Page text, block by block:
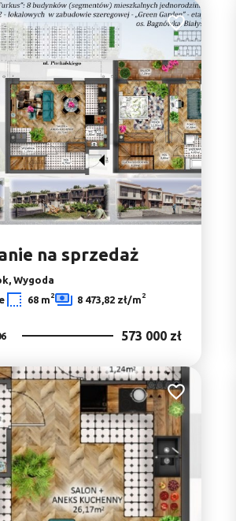
Dodaj do
na sprzedaż
Wygoda
68 m2 8 473,82 zł/m2
573 000 zł
Dodaj do